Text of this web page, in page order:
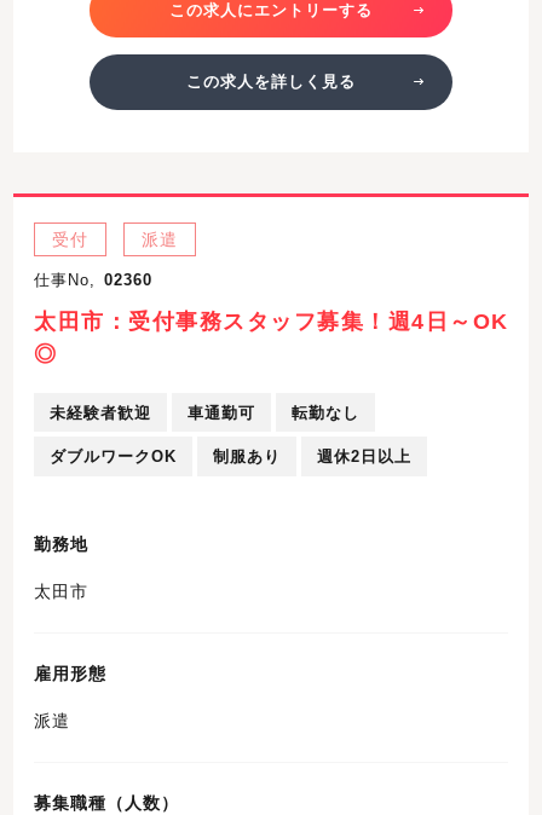
この求人にエントリーする
この求人を詳しく見る
受付 派遣
仕事No, 02360
太田市：受付事務スタッフ募集！週4日～OK
◎
未経験者歓迎 車通勤可 転勤なし
ダブルワークOK 制服あり 週休2日以上
勤務地
太田市
雇用形態
派遣
募集職種（人数）